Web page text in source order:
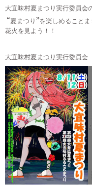
大宜味村夏まつり実行委員会
“夏まつり”を楽しめること
花火を見よう！！
大宜味村夏まつり実行委員会